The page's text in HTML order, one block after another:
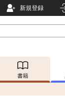
新規登録
書籍